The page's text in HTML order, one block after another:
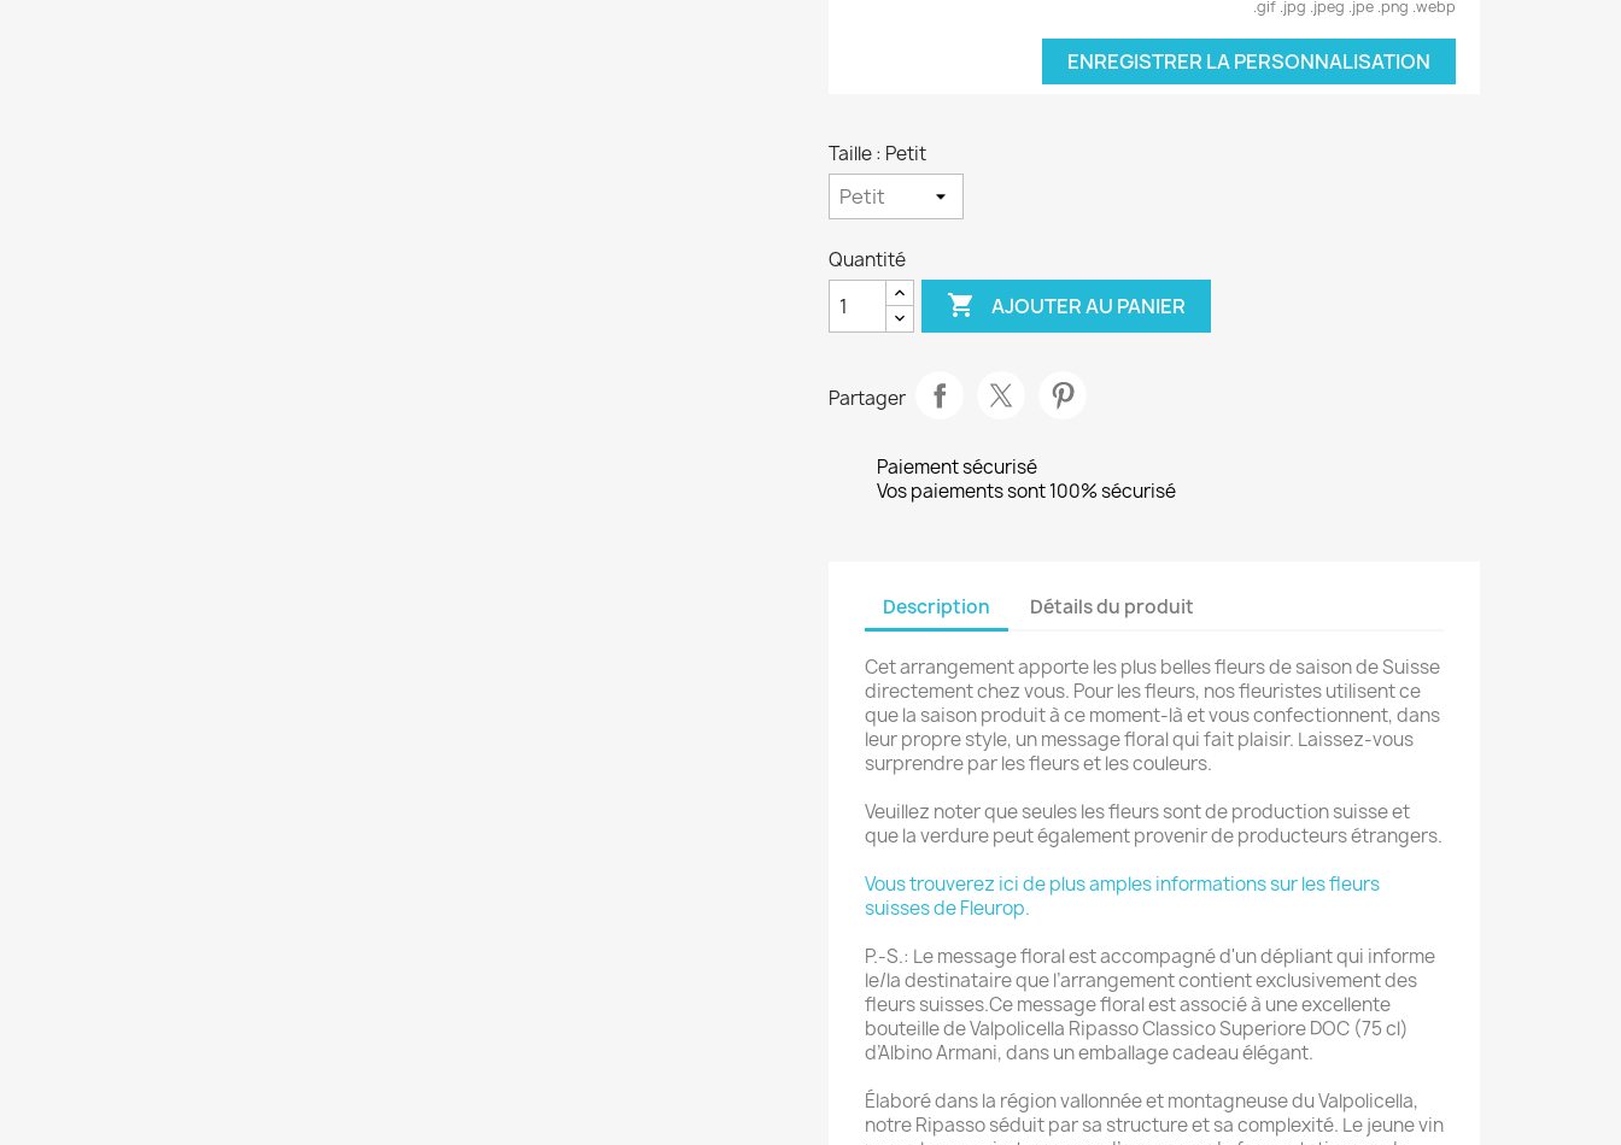
.gif .jpg .jpeg .jpe .png .webp
ENREGISTRER LA PERSONNALISATION
Taille : Petit
Quantité
 AJOUTER AU PANIER
Partager
Paiement sécurisé
Vos paiements sont 100% sécurisé
Description Détails du produit
Cet arrangement apporte les plus belles fleurs de saison de Suisse
directement chez vous. Pour les fleurs, nos fleuristes utilisent ce
que la saison produit à ce moment-là et vous confectionnent, dans
leur propre style, un message floral qui fait plaisir. Laissez-vous
surprendre par les fleurs et les couleurs.
Veuillez noter que seules les fleurs sont de production suisse et
que la verdure peut également provenir de producteurs étrangers.
Vous trouverez ici de plus amples informations sur les fleurs
suisses de Fleurop.
P.-S.: Le message floral est accompagné d'un dépliant qui informe
le/la destinataire que l’arrangement contient exclusivement des
fleurs suisses.Ce message floral est associé à une excellente
bouteille de Valpolicella Ripasso Classico Superiore DOC (75 cl)
d’Albino Armani, dans un emballage cadeau élégant.
Élaboré dans la région vallonnée et montagneuse du Valpolicella,
notre Ripasso séduit par sa structure et sa complexité. Le jeune vin